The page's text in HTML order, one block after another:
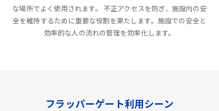
な場所でよく使用されます。 不正アクセスを防ぎ、施設内の安
全を維持するために重要な役割を果たします。施設での安全と
効率的な人の流れの管理を効率化します。
フラッパーゲート利用シーン